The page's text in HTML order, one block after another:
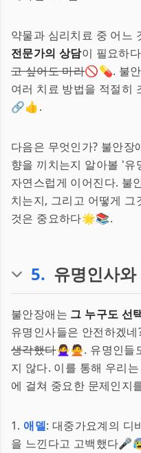
약물과 심리치료 중 어느
전문가의 상담이 필요하
고 싶어도 마라🚫💊. 불안
여러 치료 방법을 적절히
🔗👍.
다음은 무엇인가? 불안장
향을 끼치는지 알아볼 '
자연스럽게 이어진다. 불
치는지, 그리고 어떻게
것은 중요하다🌟📚.
5. 유명인사
불안장애는 그 누구도 선
유명인사들은 안전하겠
생각했다🙅‍♀️🙅. 유명인들
지 않다. 이를 통해 우리
에 걸쳐 중요한 문제인지
1. 애델: 대중가요계의 디
을 느낀다고 고백했다